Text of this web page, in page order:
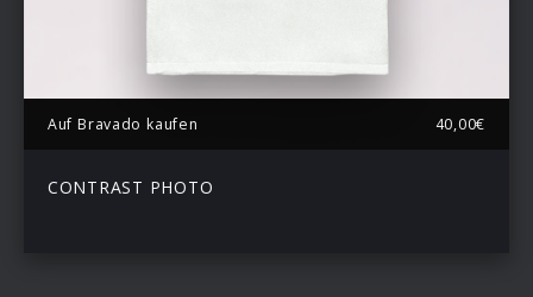
Auf Bravado kaufen 40,00€
CONTRAST PHOTO